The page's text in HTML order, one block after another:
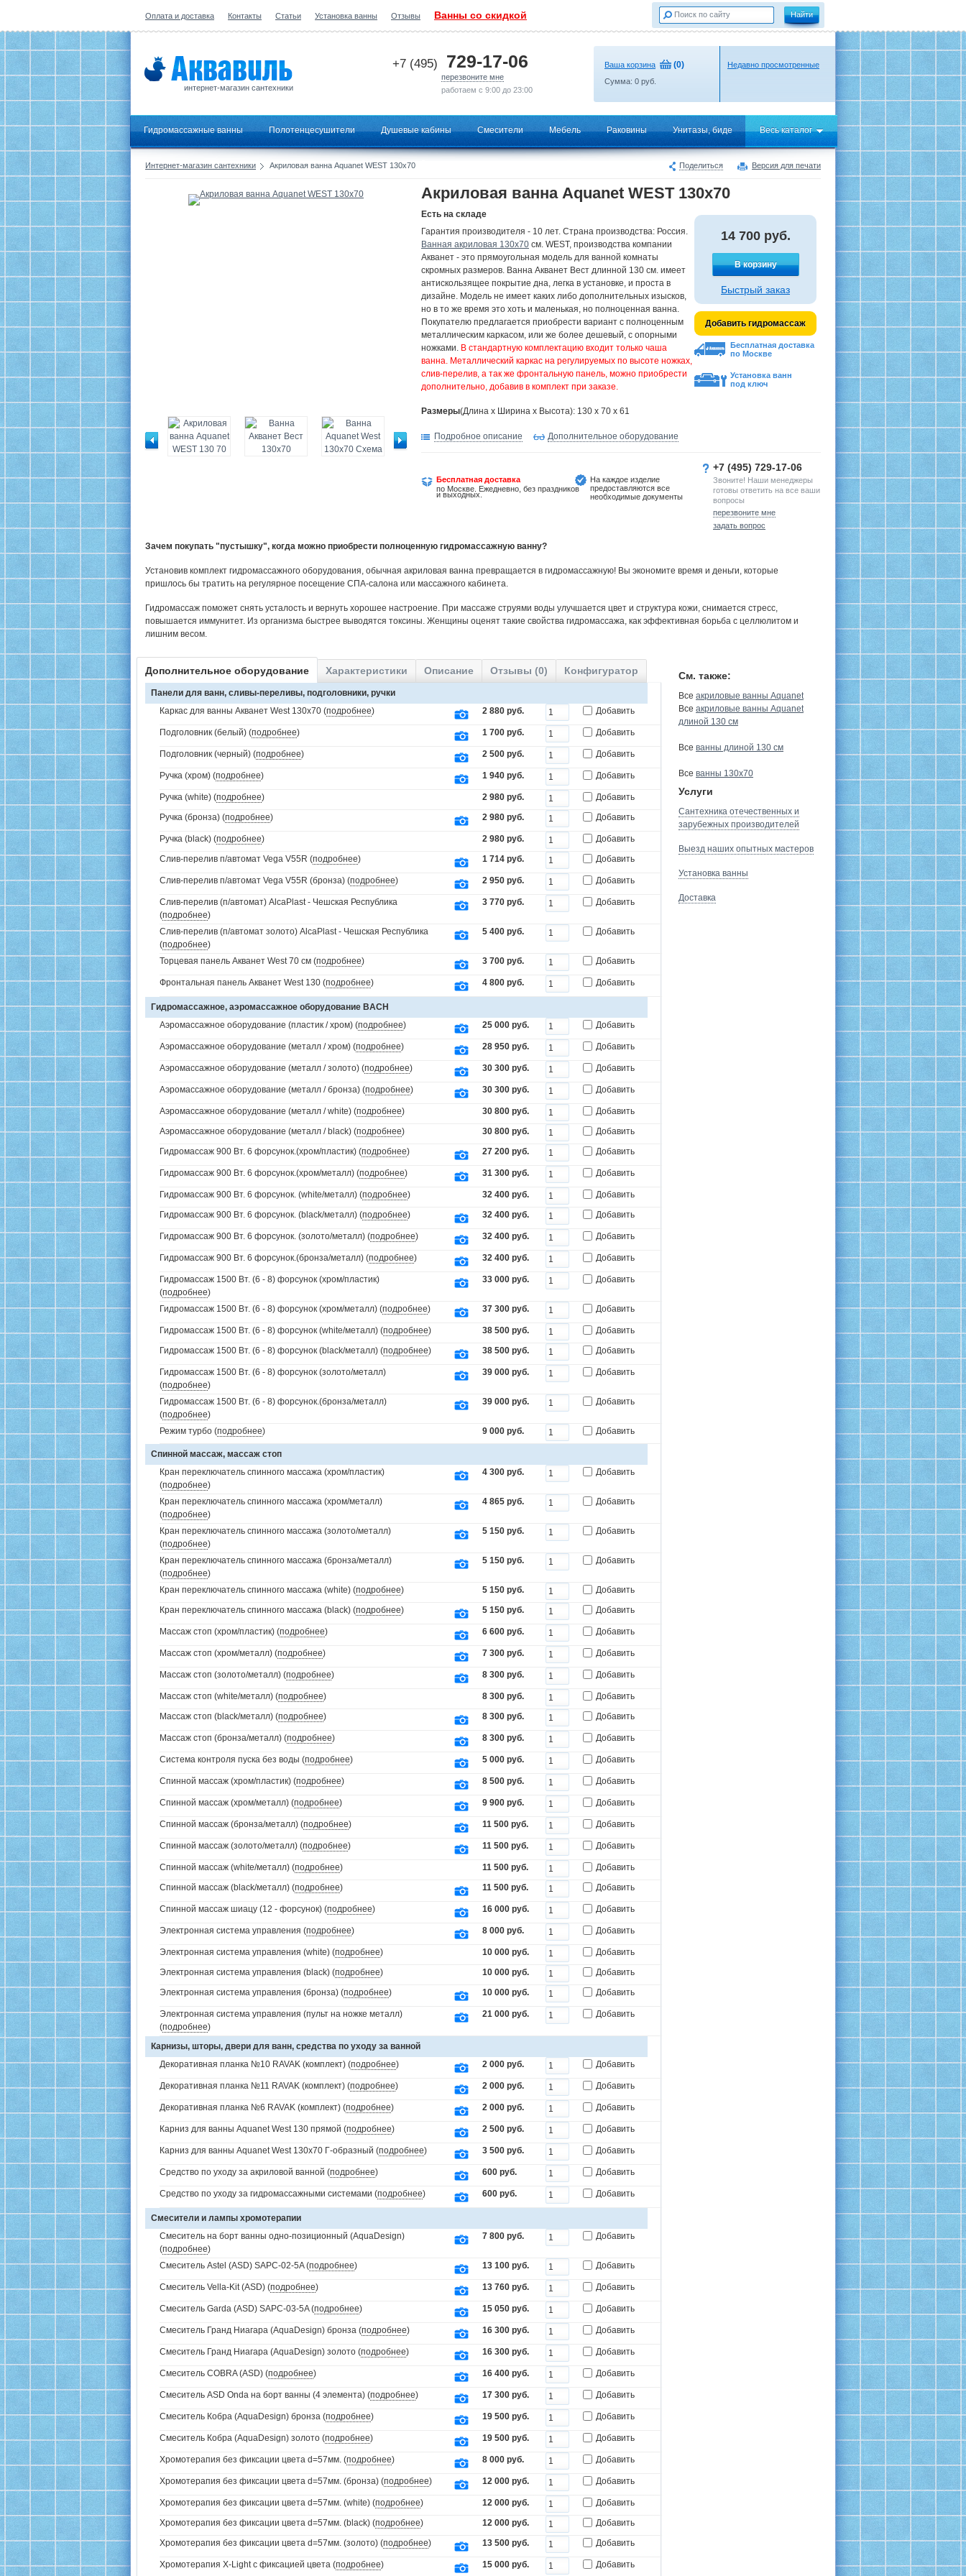
Оплата и доставка Контакты Статьи Установка ванны Отзывы Ванны со скидкой
интернет-магазин сантехники
+7 (495) 729-17-06
перезвоните мне
работаем с 9:00 до 23:00
Ваша корзина (0)
Сумма: 0 руб.
Недавно просмотренные
Гидромассажные ванны Полотенцесушители Душевые кабины Смесители Мебель Раковины Унитазы, биде Весь каталог
Поделиться Версия для печати
Интернет-магазин сантехники Акриловая ванна Aquanet WEST 130x70
Акриловая ванна Aquanet WEST 130x70
Есть на складе
Гарантия производителя - 10 лет. Страна производства: Россия.
Ванная акриловая 130х70 см. WEST, производства компании
Акванет - это прямоугольная модель для ванной комнаты
скромных размеров. Ванна Акванет Вест длинной 130 см. имеет
антискользящее покрытие дна, легка в установке, и проста в
дизайне. Модель не имеет каких либо дополнительных изысков,
но в то же время это хоть и маленькая, но полноценная ванна.
Покупателю предлагается приобрести вариант с полноценным
металлическим каркасом, или же более дешевый, с опорными
ножками. В стандартную комплектацию входит только чаша
ванна. Металлический каркас на регулируемых по высоте ножках,
слив-перелив, а так же фронтальную панель, можно приобрести
дополнительно, добавив в комплект при заказе.
Размеры(Длина х Ширина х Высота): 130 x 70 x 61
14 700 руб.
В корзину
Быстрый заказ
Добавить гидромассаж
Бесплатная доставка
по Москве
Установка ванн
под ключ
Подробное описание Дополнительное оборудование
Бесплатная доставка
по Москве. Ежедневно, без праздников
и выходных.
На каждое изделие
предоставляются все
необходимые документы
+7 (495) 729-17-06
Звоните! Наши менеджеры
готовы ответить на все ваши
вопросы
перезвоните мне
задать вопрос
Зачем покупать "пустышку", когда можно приобрести полноценную гидромассажную ванну?
Установив комплект гидромассажного оборудования, обычная акриловая ванна превращается в гидромассажную! Вы экономите время и деньги, которые
пришлось бы тратить на регулярное посещение СПА-салона или массажного кабинета.
Гидромассаж поможет снять усталость и вернуть хорошее настроение. При массаже струями воды улучшается цвет и структура кожи, снимается стресс,
повышается иммунитет. Из организма быстрее выводятся токсины. Женщины оценят такие свойства гидромассажа, как эффективная борьба с целлюлитом и
лишним весом.
Дополнительное оборудование Характеристики Описание Отзывы (0) Конфигуратор
Панели для ванн, сливы-переливы, подголовники, ручки
Каркас для ванны Акванет West 130x70 (подробнее) 2 880 руб. Добавить
Подголовник (белый) (подробнее) 1 700 руб. Добавить
Подголовник (черный) (подробнее) 2 500 руб. Добавить
Ручка (хром) (подробнее) 1 940 руб. Добавить
Ручка (white) (подробнее) 2 980 руб.
Добавить
Ручка (бронза) (подробнее) 2 980 руб. Добавить
Ручка (black) (подробнее) 2 980 руб.
Добавить
Слив-перелив п/автомат Vega V55R (подробнее) 1 714 руб. Добавить
Слив-перелив п/автомат Vega V55R (бронза) (подробнее) 2 950 руб. Добавить
Слив-перелив (п/автомат) AlcaPlast - Чешская Республика
(подробнее)
3 770 руб. Добавить
Слив-перелив (п/автомат золото) AlcaPlast - Чешская Республика
(подробнее)
5 400 руб. Добавить
Торцевая панель Акванет West 70 см (подробнее) 3 700 руб. Добавить
Фронтальная панель Акванет West 130 (подробнее) 4 800 руб. Добавить
Гидромассажное, аэромассажное оборудование BACH
Аэромассажное оборудование (пластик / хром) (подробнее) 25 000 руб. Добавить
Аэромассажное оборудование (металл / хром) (подробнее) 28 950 руб. Добавить
Аэромассажное оборудование (металл / золото) (подробнее) 30 300 руб. Добавить
Аэромассажное оборудование (металл / бронза) (подробнее) 30 300 руб. Добавить
Аэромассажное оборудование (металл / white) (подробнее) 30 800 руб.
Добавить
Аэромассажное оборудование (металл / black) (подробнее) 30 800 руб.
Добавить
Гидромассаж 900 Вт. 6 форсунок.(хром/пластик) (подробнее) 27 200 руб. Добавить
Гидромассаж 900 Вт. 6 форсунок.(хром/металл) (подробнее) 31 300 руб. Добавить
Гидромассаж 900 Вт. 6 форсунок. (white/металл) (подробнее) 32 400 руб.
Добавить
Гидромассаж 900 Вт. 6 форсунок. (black/металл) (подробнее) 32 400 руб. Добавить
Гидромассаж 900 Вт. 6 форсунок. (золото/металл) (подробнее) 32 400 руб. Добавить
Гидромассаж 900 Вт. 6 форсунок.(бронза/металл) (подробнее) 32 400 руб. Добавить
Гидромассаж 1500 Вт. (6 - 8) форсунок (хром/пластик)
(подробнее)
33 000 руб. Добавить
Гидромассаж 1500 Вт. (6 - 8) форсунок (хром/металл) (подробнее) 37 300 руб. Добавить
Гидромассаж 1500 Вт. (6 - 8) форсунок (white/металл) (подробнее) 38 500 руб.
Добавить
Гидромассаж 1500 Вт. (6 - 8) форсунок (black/металл) (подробнее) 38 500 руб. Добавить
Гидромассаж 1500 Вт. (6 - 8) форсунок (золото/металл)
(подробнее)
39 000 руб. Добавить
Гидромассаж 1500 Вт. (6 - 8) форсунок.(бронза/металл)
(подробнее)
39 000 руб. Добавить
Режим турбо (подробнее) 9 000 руб. Добавить
Спинной массаж, массаж стоп
Кран переключатель спинного массажа (хром/пластик)
(подробнее)
4 300 руб. Добавить
Кран переключатель спинного массажа (хром/металл)
(подробнее)
4 865 руб. Добавить
Кран переключатель спинного массажа (золото/металл)
(подробнее)
5 150 руб. Добавить
Кран переключатель спинного массажа (бронза/металл)
(подробнее)
5 150 руб. Добавить
Кран переключатель спинного массажа (white) (подробнее) 5 150 руб.
Добавить
Кран переключатель спинного массажа (black) (подробнее) 5 150 руб. Добавить
Массаж стоп (хром/пластик) (подробнее) 6 600 руб. Добавить
Массаж стоп (хром/металл) (подробнее) 7 300 руб. Добавить
Массаж стоп (золото/металл) (подробнее) 8 300 руб. Добавить
Массаж стоп (white/металл) (подробнее) 8 300 руб.
Добавить
Массаж стоп (black/металл) (подробнее) 8 300 руб. Добавить
Массаж стоп (бронза/металл) (подробнее) 8 300 руб. Добавить
Система контроля пуска без воды (подробнее) 5 000 руб. Добавить
Спинной массаж (хром/пластик) (подробнее) 8 500 руб. Добавить
Спинной массаж (хром/металл) (подробнее) 9 900 руб. Добавить
Спинной массаж (бронза/металл) (подробнее) 11 500 руб. Добавить
Спинной массаж (золото/металл) (подробнее) 11 500 руб. Добавить
Спинной массаж (white/металл) (подробнее) 11 500 руб.
Добавить
Спинной массаж (black/металл) (подробнее) 11 500 руб. Добавить
Спинной массаж шиацу (12 - форсунок) (подробнее) 16 000 руб. Добавить
Электронная система управления (подробнее) 8 000 руб. Добавить
Электронная система управления (white) (подробнее) 10 000 руб.
Добавить
Электронная система управления (black) (подробнее) 10 000 руб.
Добавить
Электронная система управления (бронза) (подробнее) 10 000 руб. Добавить
Электронная система управления (пульт на ножке металл)
(подробнее)
21 000 руб. Добавить
Карнизы, шторы, двери для ванн, средства по уходу за ванной
Декоративная планка №10 RAVAK (комплект) (подробнее) 2 000 руб. Добавить
Декоративная планка №11 RAVAK (комплект) (подробнее) 2 000 руб. Добавить
Декоративная планка №6 RAVAK (комплект) (подробнее) 2 000 руб. Добавить
Карниз для ванны Aquanet West 130 прямой (подробнее) 2 500 руб. Добавить
Карниз для ванны Aquanet West 130x70 Г-образный (подробнее) 3 500 руб. Добавить
Средство по уходу за акриловой ванной (подробнее) 600 руб. Добавить
Средство по уходу за гидромассажными системами (подробнее) 600 руб. Добавить
Смесители и лампы хромотерапии
Смеситель на борт ванны одно-позиционный (AquaDesign)
(подробнее)
7 800 руб. Добавить
Смеситель Astel (ASD) SAPC-02-5A (подробнее) 13 100 руб. Добавить
Смеситель Vella-Kit (ASD) (подробнее) 13 760 руб. Добавить
Смеситель Garda (ASD) SAPC-03-5A (подробнее) 15 050 руб. Добавить
Смеситель Гранд Ниагара (AquaDesign) бронза (подробнее) 16 300 руб. Добавить
Смеситель Гранд Ниагара (AquaDesign) золото (подробнее) 16 300 руб. Добавить
Смеситель COBRA (ASD) (подробнее) 16 400 руб. Добавить
Смеситель ASD Onda на борт ванны (4 элемента) (подробнее) 17 300 руб. Добавить
Смеситель Кобра (AquaDesign) бронза (подробнее) 19 500 руб. Добавить
Смеситель Кобра (AquaDesign) золото (подробнее) 19 500 руб. Добавить
Хромотерапия без фиксации цвета d=57мм. (подробнее) 8 000 руб. Добавить
Хромотерапия без фиксации цвета d=57мм. (бронза) (подробнее) 12 000 руб. Добавить
Хромотерапия без фиксации цвета d=57мм. (white) (подробнее) 12 000 руб.
Добавить
Хромотерапия без фиксации цвета d=57мм. (black) (подробнее) 12 000 руб.
Добавить
Хромотерапия без фиксации цвета d=57мм. (золото) (подробнее) 13 500 руб. Добавить
Хромотерапия X-Light с фиксацией цвета (подробнее) 15 000 руб. Добавить
См. также:
Все акриловые ванны Aquanet
Все акриловые ванны Aquanet
длиной 130 см
Все ванны длиной 130 см
Все ванны 130х70
Услуги
Сантехника отечественных и
зарубежных производителей
Выезд наших опытных мастеров
Установка ванны
Доставка